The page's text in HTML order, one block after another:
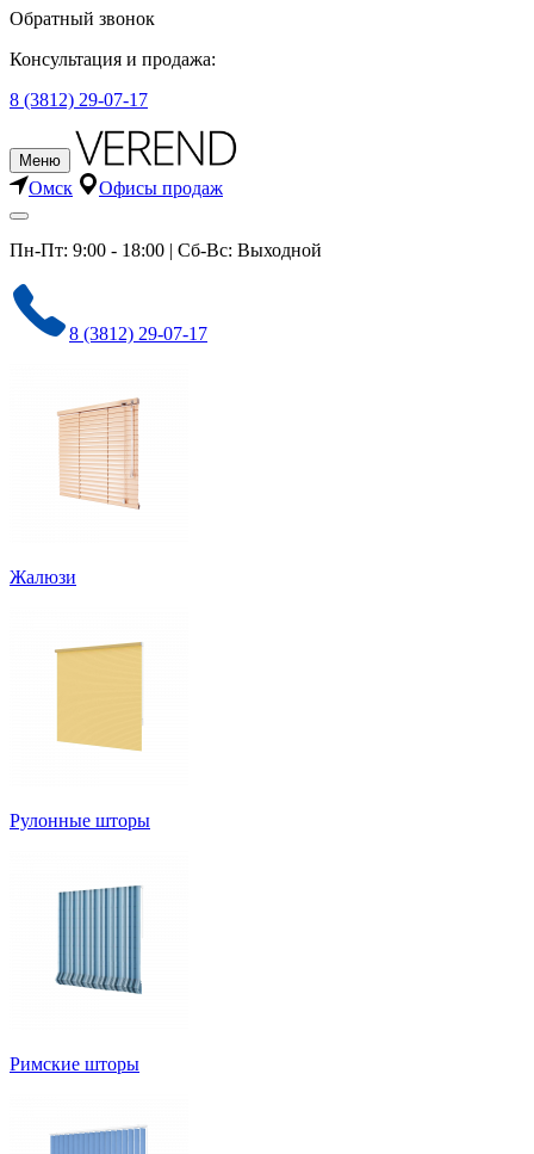
Обратный звонок
Консультация и продажа:
8 (3812) 29-07-17
Меню
Омск Офисы продаж
Пн-Пт: 9:00 - 18:00 | Сб-Вс: Выходной
8 (3812) 29-07-17
Жалюзи
Рулонные шторы
Римские шторы